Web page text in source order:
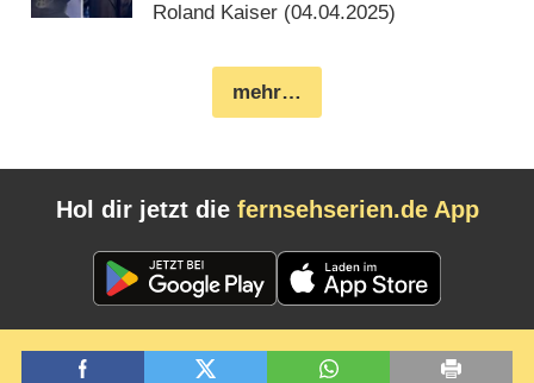
Roland Kaiser (04.04.2025)
mehr…
Hol dir jetzt die fernsehserien.de App